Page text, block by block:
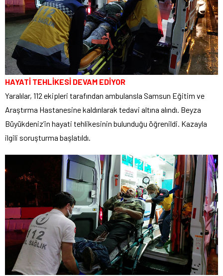
HAYATİ TEHLİKESİ DEVAM EDİYOR
Yaralılar, 112 ekipleri tarafından ambulansla Samsun Eğitim ve
Araştırma Hastanesine kaldırılarak tedavi altına alındı. Beyza
Büyükdeniz’in hayati tehlikesinin bulunduğu öğrenildi. Kazayla
ilgili soruşturma başlatıldı.